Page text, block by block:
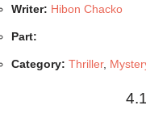
Writer: Hibon Chacko
Part:
Category: Thriller,